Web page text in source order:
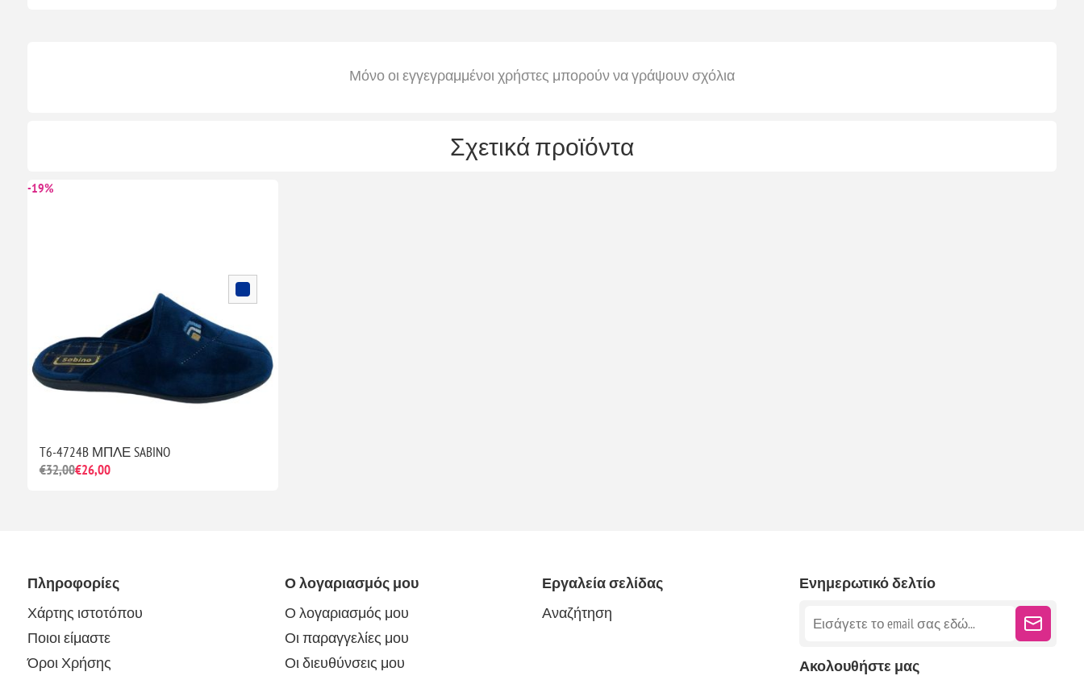
Μόνο οι εγγεγραμμένοι χρήστες μπορούν να γράψουν σχόλια
Σχετικά προϊόντα
-19%
T6-4724B ΜΠΛΕ SABINO
€32,00€26,00
Πληροφορίες
Χάρτης ιστοτόπου
Ποιοι είμαστε
Όροι Χρήσης
Ο λογαριασμός μου
Ο λογαριασμός μου
Οι παραγγελίες μου
Οι διευθύνσεις μου
Εργαλεία σελίδας
Αναζήτηση
Ενημερωτικό δελτίο
Ακολουθήστε μας